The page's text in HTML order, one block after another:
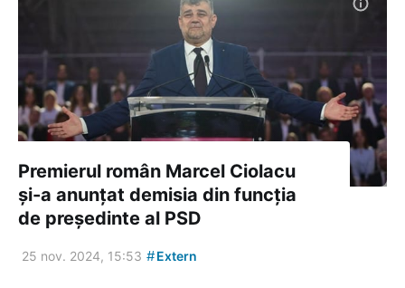
Premierul român Marcel Ciolacu
și-a anunțat demisia din funcția
de președinte al PSD
25 nov. 2024, 15:53 #Extern